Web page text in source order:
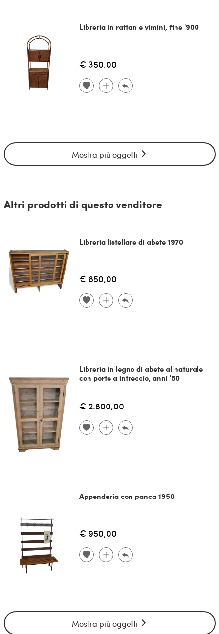
Libreria in rattan e vimini, fine '900
€ 350,00
Mostra più oggetti
Altri prodotti di questo venditore
Libreria listellare di abete 1970
€ 850,00
Libreria in legno di abete al naturale
con porte a intreccio, anni '50
€ 2.800,00
Appenderia con panca 1950
€ 950,00
Mostra più oggetti